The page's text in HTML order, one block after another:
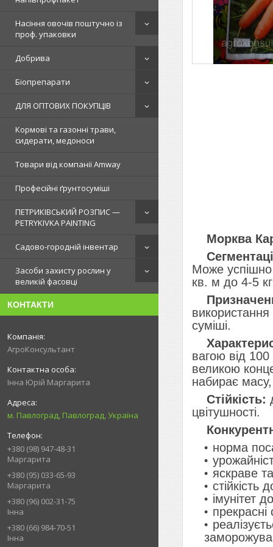
Насіння овочів поштучно із
проф. упаковки
Добрива
Біопрепарати
ДЛЯ ОПТОВИХ ПОКУПЦІВ
Кормові та газонні трави,
сидерати, медоноси
Товари від компанії Amway
Професійні ґрунтосуміші
ПЕТРИКІВСЬКИЙ РОЗПИС —
PETRYKIVKA PAINTING
Садово-городній інвентар
Засоби захисту рослин у
великій фасовці
КОНТАКТИ
АгроКонсультант
Інна Юрій Маргарита
м. Павлоград, Павлоград, Україна
+380 (98) 947-48-31
Маргарита
+380 (95) 033-65-93
Маргарита
+380 (96) 002-31-75
Інна
+380 (66) 984-70-51
Інна
Морква
Може успішно
кв. м до 4-5
суміші.
вагою від
великою
набирає
Стійкість:
цвітушності.
норма
яскраве
стійкість
імунітет
прекрасні